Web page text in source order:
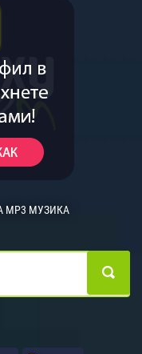
MP3 МУЗИКА